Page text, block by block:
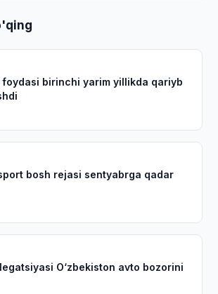
foydasi birinchi yarim yillikda qariyb
bosh rejasi sentyabrga qadar
O‘zbekiston avto bozorini